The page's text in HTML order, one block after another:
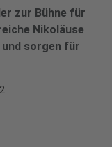
zur Bühne für
Nikoläuse
und sorgen für